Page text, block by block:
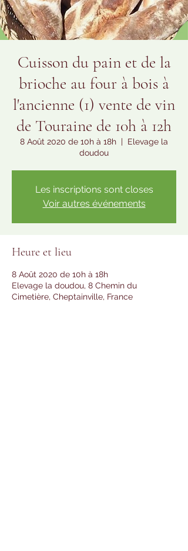
Cuisson du pain et de la
brioche au four à bois à
l'ancienne (1) vente de vin
de Touraine de 10h à 12h
8 Août 2020 de 10h à 18h
  |
Elevage la
doudou
Les inscriptions sont closes
Voir autres événements
Heure et lieu
8 Août 2020 de 10h à 18h
Elevage la doudou, 8 Chemin du
Cimetière, Cheptainville, France